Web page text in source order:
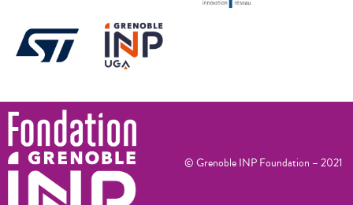
© Grenoble INP Foundation – 2021